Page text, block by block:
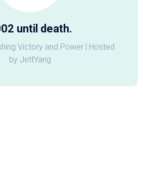
until death.
Victory and Power | Hosted
by JettYang